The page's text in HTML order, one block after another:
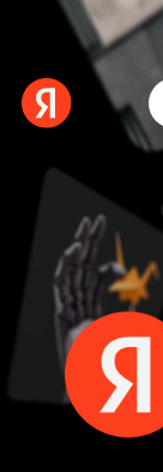
D
E